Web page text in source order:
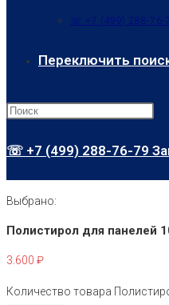
☏ +7 (499) 288-76-
Переключить
☏ +7 (499) 288-76-79
Выбрано:
Полистирол для панелей
3.600 ₽
Количество товара